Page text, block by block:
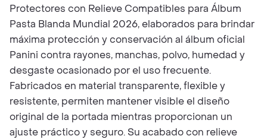
Protectores con Relieve Compatibles para Álbum
Pasta Blanda Mundial 2026, elaborados para brindar
máxima protección y conservación al álbum oficial
Panini contra rayones, manchas, polvo, humedad y
desgaste ocasionado por el uso frecuente.
Fabricados en material transparente, flexible y
resistente, permiten mantener visible el diseño
original de la portada mientras proporcionan un
ajuste práctico y seguro. Su acabado con relieve